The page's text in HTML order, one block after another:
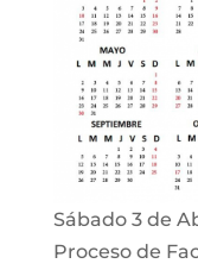
Sábado 3 de
Proceso de